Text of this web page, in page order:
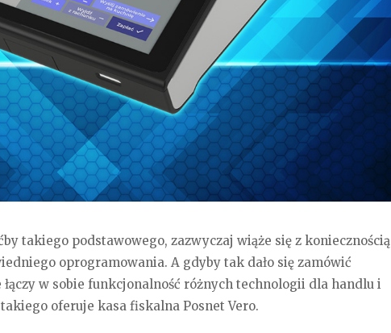
takiego podstawowego, zazwyczaj wiąże się z koniecznością
oprogramowania. A gdyby tak dało się zamówić
w sobie funkcjonalność różnych technologii dla handlu i
takiego oferuje kasa fiskalna Posnet Vero.